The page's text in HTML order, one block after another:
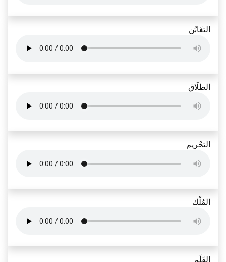
التغَابُن
الطلَاق
التحْريم
المُلْك
القَلَم